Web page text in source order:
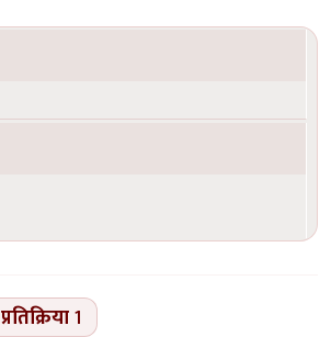
प्रतिक्रिया1